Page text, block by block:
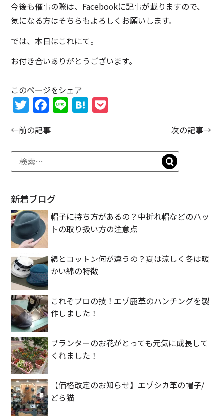
今後も催事の際は、Facebookに記事が載りますので、
気になる方はそちらもよろしくお願いします。
では、本日はこれにて。
お付き合いありがとうございます。
このページをシェア
T
w
itt
er
F
a
c
e
b
o
k
Li H
n
a
k
et
←前の記事 次の記事→
新着ブログ
帽子に持ち方があるの？中折れ帽などのハッ
トの取り扱い方の注意点
綿とコットン何が違うの？夏は涼しく冬は暖
かい綿の特徴
これぞプロの技！エゾ鹿革のハンチングを製
作しました！
プランターのお花がとっても元気に成長して
くれました！
【価格改定のお知らせ】エゾシカ革の帽子/
どら猫